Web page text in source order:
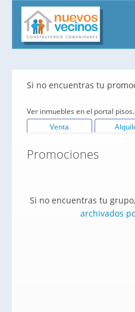
Si no encuentras tu
Ver inmuebles en el portal
Venta
Promociones
Si no encuentras tu
archivados